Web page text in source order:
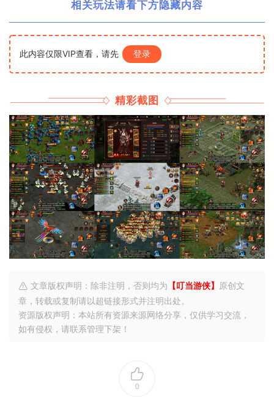
相关玩法请看下方隐藏内容
此内容仅限VIP查看，请先 登录
精彩截图
文章版权声明：除非注明，否则均为 【叮当游侠】
原创文
章，转载或复制请以超链接形式并注明出处。
资源版权声明：本站所有资源来源网络分享，仅供学习交流，
如有侵权，请联系管理下架！
0